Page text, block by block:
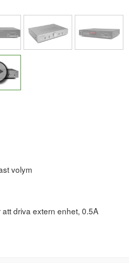
volym
driva extern enhet, 0.5A